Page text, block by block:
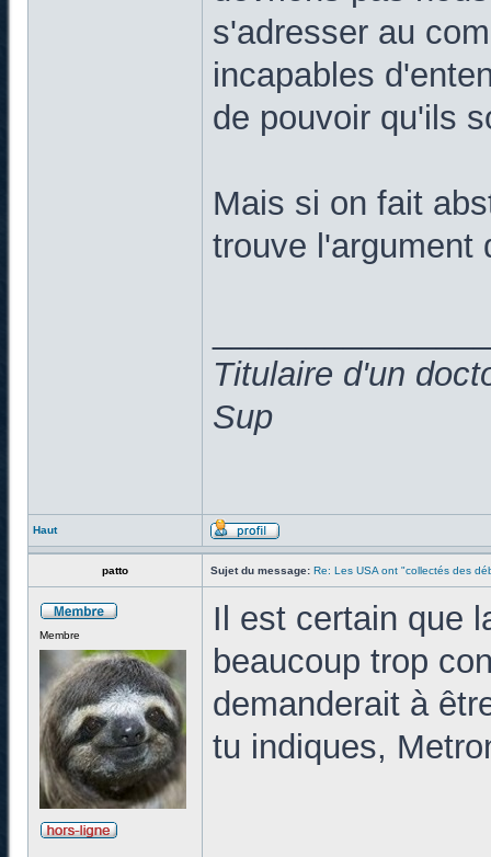
s'adresser au
incapables
de pouvoir qu'ils
Mais si on fait
trouve l'argument
Titulaire d'un
Sup
Haut
patto Sujet du message: Re: Les USA ont "collectés des
Membre
Il est certain que
beaucoup trop
demanderait à
tu indiques,